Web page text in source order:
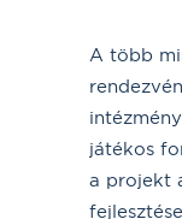
A több
játékos
a projekt